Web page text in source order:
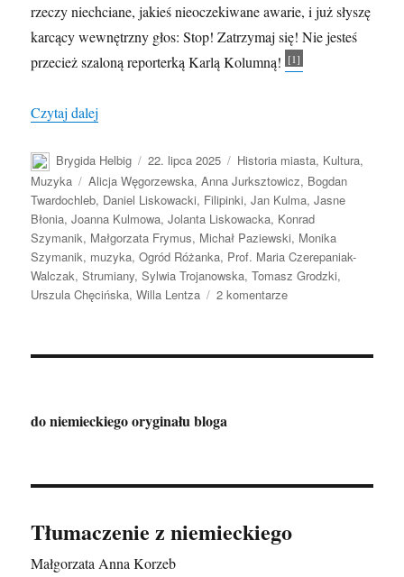
rzeczy niechciane, jakieś nieoczekiwane awarie, i już słyszę
karcący wewnętrzny głos: Stop! Zatrzymaj się! Nie jesteś
przecież szaloną reporterką Karlą Kolumną! [1]
Czytaj dalej
Autor
Brygida Helbig
Data
publikacji
22. lipca 2025 Kategorie
Historia miasta, Kultura,
Muzyka
Tagi
Alicja Węgorzewska,Anna Jurksztowicz, Bogdan
Twardochleb, Daniel Liskowacki, Filipinki,Jan Kulma,Jasne
Błonia,Joanna Kulmowa,Jolanta Liskowacka, Konrad
Szymanik, Małgorzata Frymus, Michał Paziewski, Monika
Szymanik, muzyka,Ogród Różanka, Prof. Maria Czerepaniak-
Walczak,Strumiany,Sylwia Trojanowska,Tomasz Grodzki,
Urszula Chęcińska,Willa Lentza 2 komentarzedo
artystów,
i
do niemieckiego oryginału bloga
Tłumaczenie z niemieckiego
Małgorzata Anna Korzeb